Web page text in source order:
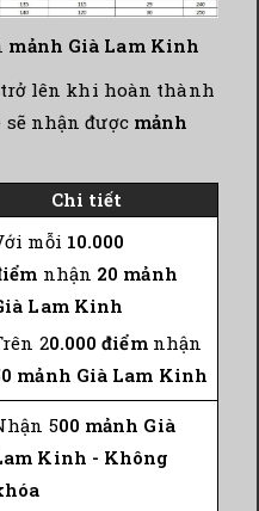
mảnh Già Lam Kinh
trở lên khi hoàn thành
nhận được mảnh
Chi tiết
mỗi 10.000
nhận 20 mảnh
Lam Kinh
20.000 điểm nhận
0 mảnh Già Lam Kinh
500 mảnh Già
Kinh - Không